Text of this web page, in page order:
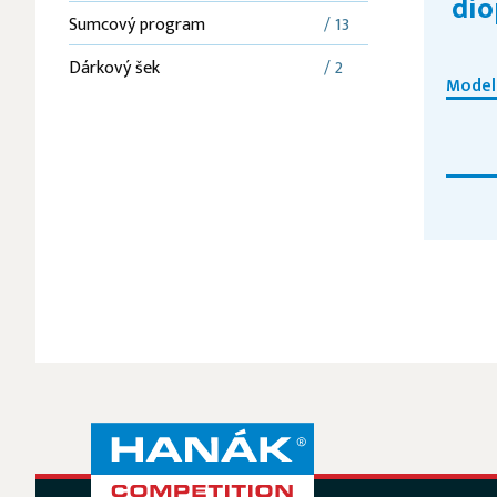
Sumcový program
/ 13
Dárkový šek
/ 2
Model